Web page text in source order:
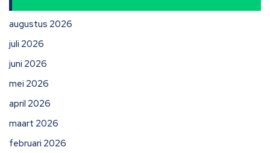
augustus 2026
juli 2026
juni 2026
mei 2026
april 2026
maart 2026
februari 2026